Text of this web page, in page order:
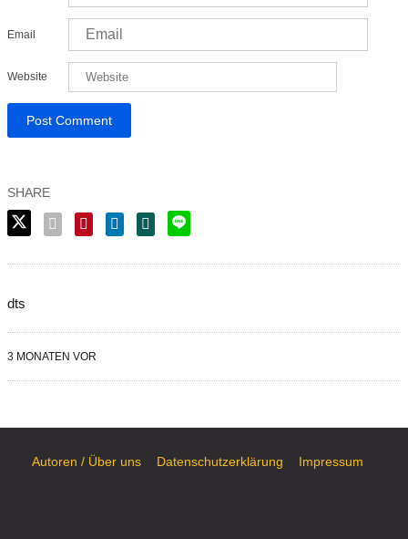
Email
Website
dts
3 MONATEN VOR
Autoren / Über uns Datenschutzerklärung Impressum